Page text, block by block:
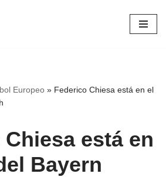
Europeo » Federico Chiesa está en el
está en
Bayern